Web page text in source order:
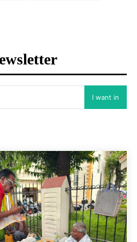
I want in